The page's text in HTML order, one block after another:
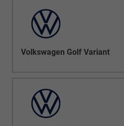
Volkswagen Golf Variant